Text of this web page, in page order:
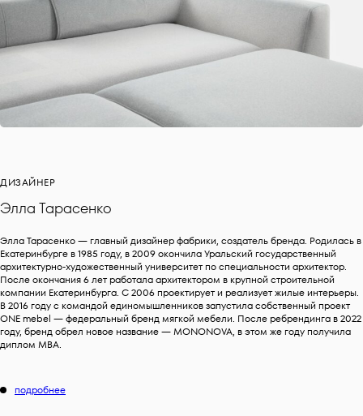
ДИЗАЙНЕР
Элла Тарасенко
Элла Тарасенко — главный дизайнер фабрики, создатель бренда. Родилась в
Екатеринбурге в 1985 году, в 2009 окончила Уральский государственный
архитектурно-художественный университет по специальности архитектор.
После окончания 6 лет работала архитектором в крупной строительной
компании Екатеринбурга. C 2006 проектирует и реализует жилые интерьеры.
В 2016 году с командой единомышленников запустила собственный проект
ONE mebel — федеральный бренд мягкой мебели. После ребрендинга в 2022
году, бренд обрел новое название — MONONOVA, в этом же году получила
диплом MBA.
подробнее